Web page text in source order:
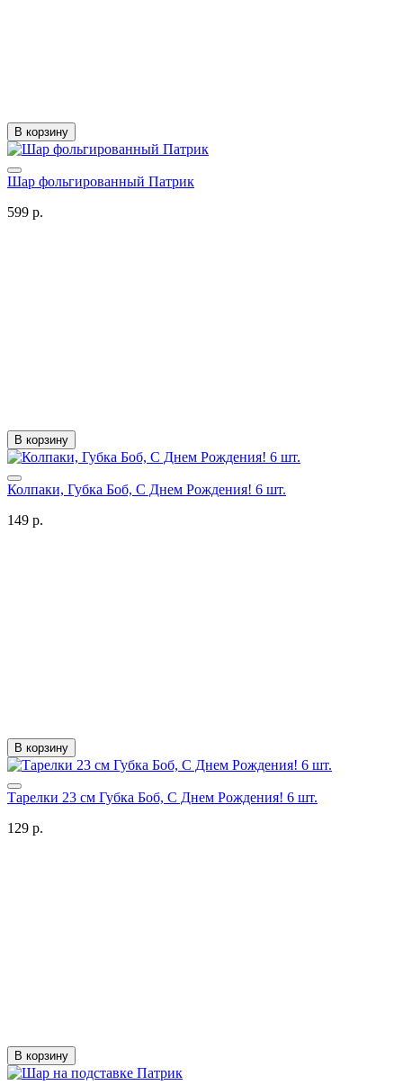
В корзину
Шар фольгированный Патрик
599 р.
В корзину
Колпаки, Губка Боб, С Днем Рождения! 6 шт.
149 р.
В корзину
Тарелки 23 см Губка Боб, С Днем Рождения! 6 шт.
129 р.
В корзину